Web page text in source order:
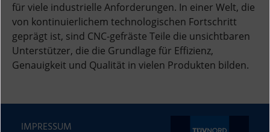
für viele industrielle Anforderungen. In einer Welt, die
von kontinuierlichem technologischen Fortschritt
geprägt ist, sind CNC-gefräste Teile die unsichtbaren
Unterstützer, die die Grundlage für Effizienz,
Genauigkeit und Qualität in vielen Produkten bilden.
IMPRESSUM